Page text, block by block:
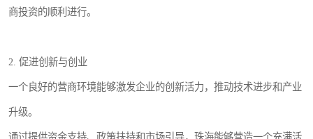
商投资的顺利进行。
2. 促进创新与创业
一个良好的营商环境能够激发企业的创新活力，推动技术进步和产业
升级。